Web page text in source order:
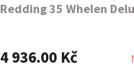
Redding 35 Whelen
4 936.00 Kč